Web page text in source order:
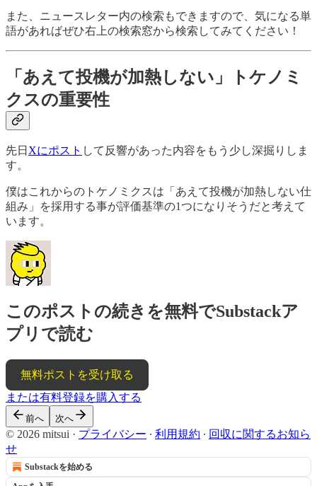
また、ニュースレター内の検索もできますので、気になる単
語があればぜひ右上の検索窓から検索してみてください！
「あえて投機が加熱しない」トケノミ
クスの重要性
先日 Xにポスト して反響があった内容をもう少し深掘りしま
す。
僕はこれからのトケノミクスは「あえて投機が加熱しない仕
組み」を採用する事が評価基準の1つになりそうだと考えて
います。
このポストの続きを無料でSubstackア
プリで読む
無料ポストを受け取る
または有料登録を購入する
前へ 次へ
© 2026 mitsui · プライバシー ∙ 利用規約 ∙ 回収に関するお知ら
せ
Substackを始める